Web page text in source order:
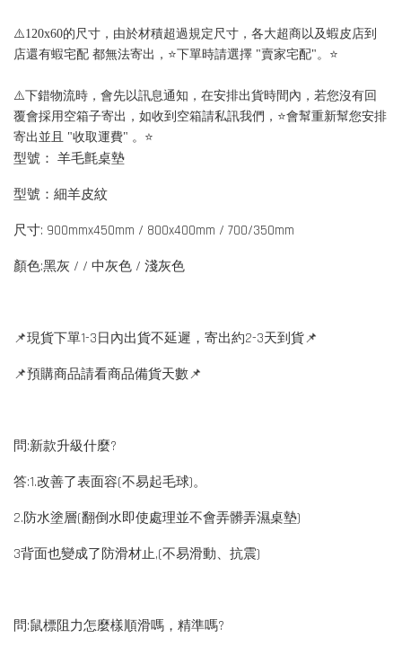
⚠️120x60的尺寸，由於材積超過規定尺寸，各大超商以及蝦皮店到
店還有蝦宅配 都無法寄出，⭐下單時請選擇 "賣家宅配"。⭐
⚠️下錯物流時，會先以訊息通知，在安排出貨時間內，若您沒有回
覆會採用空箱子寄出，如收到空箱請私訊我們，⭐會幫重新幫您安排
寄出並且 "收取運費" 。⭐
型號： 羊毛氈桌墊
型號：細羊皮紋
尺寸: 900mmx450mm / 800x400mm / 700/350mm
顏色:黑灰 / / 中灰色 / 淺灰色
📌現貨下單1-3日內出貨不延遲，寄出約2-3天到貨📌
📌預購商品請看商品備貨天數📌
問:新款升級什麼?
答:1.改善了表面容(不易起毛球)。
2.防水塗層(翻倒水即使處理並不會弄髒弄濕桌墊)
3背面也變成了防滑材止,(不易滑動、抗震)
問:鼠標阻力怎麼樣順滑嗎，精準嗎?